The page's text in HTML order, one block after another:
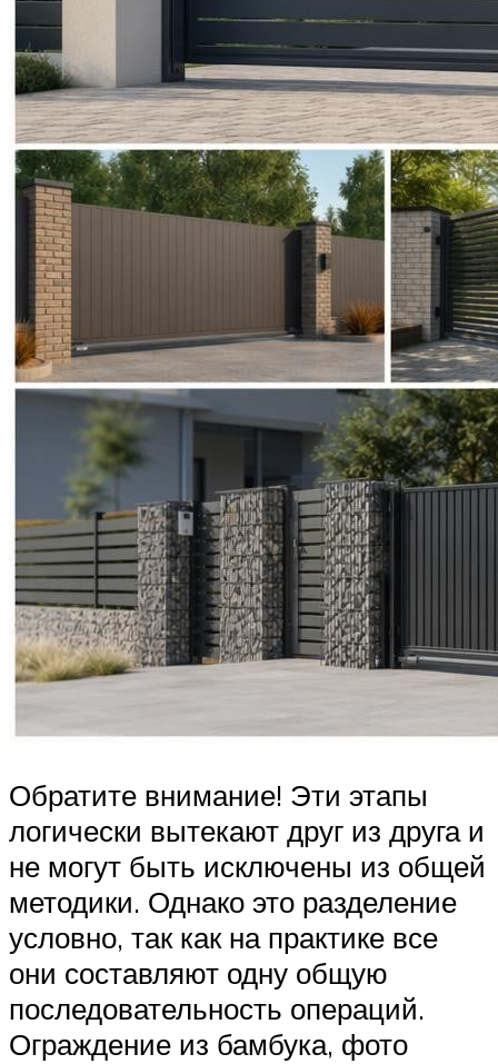
Обратите внимание! Эти этапы
логически вытекают друг из друга и
не могут быть исключены из общей
методики. Однако это разделение
условно, так как на практике все
они составляют одну общую
последовательность операций.
Ограждение из бамбука, фото